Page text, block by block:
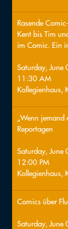
Rasende
Kent bis Tim
im Comic. Ein
Saturday,
11:30 AM
Kollegienhaus,
„Wenn jemand
Reportagen
Saturday,
12:00 PM
Kollegienhaus,
Comics über
Saturday,